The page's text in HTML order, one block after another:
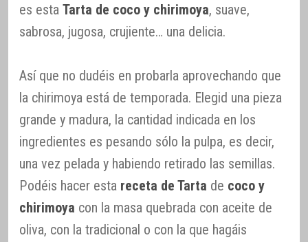
es esta Tarta de coco y chirimoya, suave,
sabrosa, jugosa, crujiente… una delicia.
Así que no dudéis en probarla aprovechando que
la chirimoya está de temporada. Elegid una pieza
grande y madura, la cantidad indicada en los
ingredientes es pesando sólo la pulpa, es decir,
una vez pelada y habiendo retirado las semillas.
Podéis hacer esta receta de Tarta de coco y
chirimoya con la masa quebrada con aceite de
oliva, con la tradicional o con la que hagáis